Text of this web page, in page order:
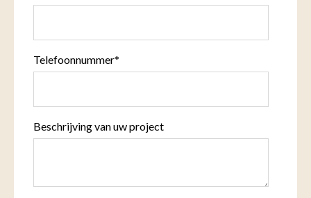
Telefoonnummer*
Beschrijving van uw project